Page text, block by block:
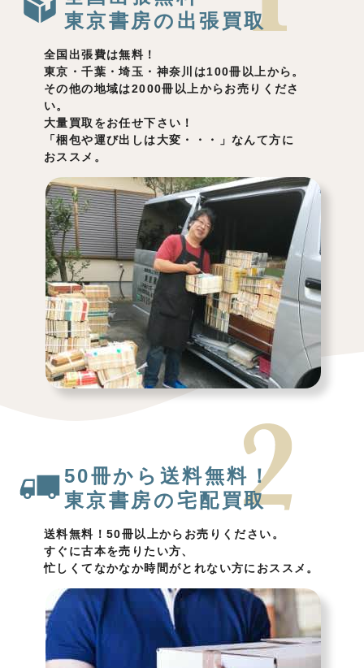
東京書房の出張買取
全国出張費は無料！
東京・千葉・埼玉・神奈川は100冊以上から。
その他の地域は2000冊以上からお売りくださ
い。
大量買取をお任せ下さい！
「梱包や運び出しは大変・・・」なんて方に
おススメ。
50冊から送料無料！
東京書房の宅配買取
送料無料！50冊以上からお売りください。
すぐに古本を売りたい方、
忙しくてなかなか時間がとれない方におススメ。